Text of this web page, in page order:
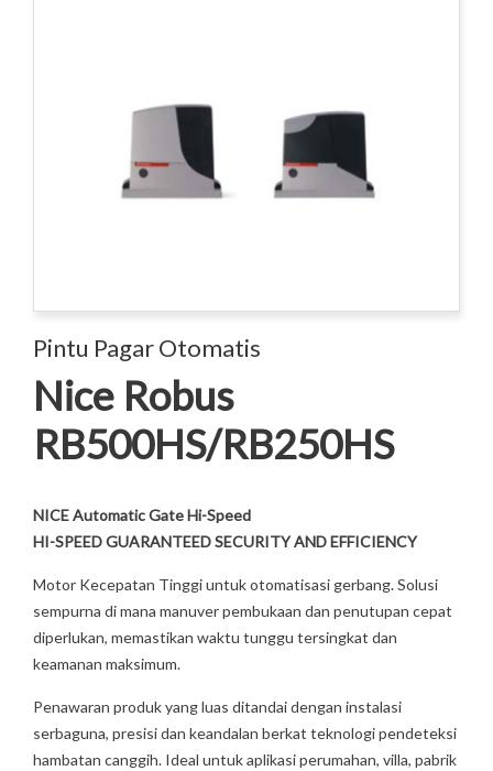
Pintu Pagar Otomatis
Nice Robus
RB500HS/RB250HS
NICE Automatic Gate Hi-Speed
HI-SPEED GUARANTEED SECURITY AND EFFICIENCY
Motor Kecepatan Tinggi untuk otomatisasi gerbang. Solusi
sempurna di mana manuver pembukaan dan penutupan cepat
diperlukan, memastikan waktu tunggu tersingkat dan
keamanan maksimum.
Penawaran produk yang luas ditandai dengan instalasi
serbaguna, presisi dan keandalan berkat teknologi pendeteksi
hambatan canggih. Ideal untuk aplikasi perumahan, villa, pabrik